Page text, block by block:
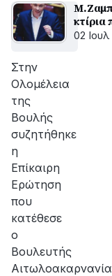
κτίρια
02
Στην
Ολομέλεια
της
Βουλής
συζητήθηκε
η
Επίκαιρη
Ερώτηση
που
κατέθεσε
ο
Βουλευτής